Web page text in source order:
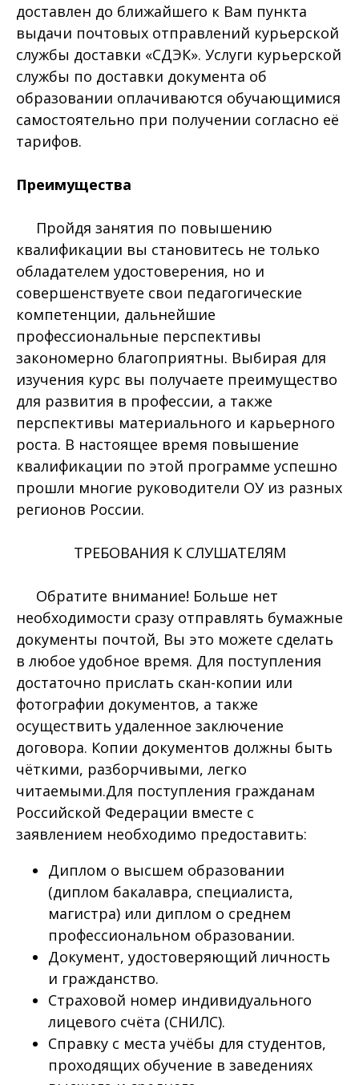
доставлен до ближайшего к Вам пункта
выдачи почтовых отправлений курьерской
службы доставки «СДЭК». Услуги курьерской
службы по доставки документа об
образовании оплачиваются обучающимися
самостоятельно при получении согласно её
тарифов.
Преимущества
Пройдя занятия по повышению
квалификации вы становитесь не только
обладателем удостоверения, но и
совершенствуете свои педагогические
компетенции, дальнейшие
профессиональные перспективы
закономерно благоприятны. Выбирая для
изучения курс вы получаете преимущество
для развития в профессии, а также
перспективы материального и карьерного
роста. В настоящее время повышение
квалификации по этой программе успешно
прошли многие руководители ОУ из разных
регионов России.
ТРЕБОВАНИЯ К СЛУШАТЕЛЯМ
Обратите внимание! Больше нет
необходимости сразу отправлять бумажные
документы почтой, Вы это можете сделать
в любое удобное время. Для поступления
достаточно прислать скан-копии или
фотографии документов, а также
осуществить удаленное заключение
договора. Копии документов должны быть
чёткими, разборчивыми, легко
читаемыми.Для поступления гражданам
Российской Федерации вместе с
заявлением необходимо предоставить:
Диплом о высшем образовании
(диплом бакалавра, специалиста,
магистра) или диплом о среднем
профессиональном образовании.
Документ, удостоверяющий личность
и гражданство.
Страховой номер индивидуального
лицевого счёта (СНИЛС).
Справку с места учёбы для студентов,
проходящих обучение в заведениях